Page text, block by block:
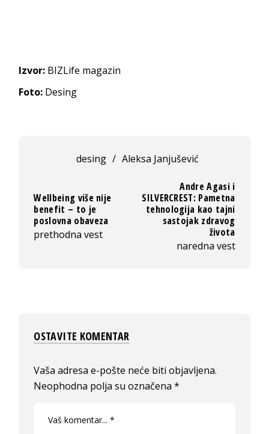
Izvor: BIZLife magazin
Foto: Desing
desing / Aleksa Janjušević
Wellbeing više nije
benefit – to je
poslovna obaveza
prethodna vest
Andre Agasi i
SILVERCREST: Pametna
tehnologija kao tajni
sastojak zdravog
života
naredna vest
OSTAVITE KOMENTAR
Vaša adresa e-pošte neće biti objavljena.
Neophodna polja su označena*